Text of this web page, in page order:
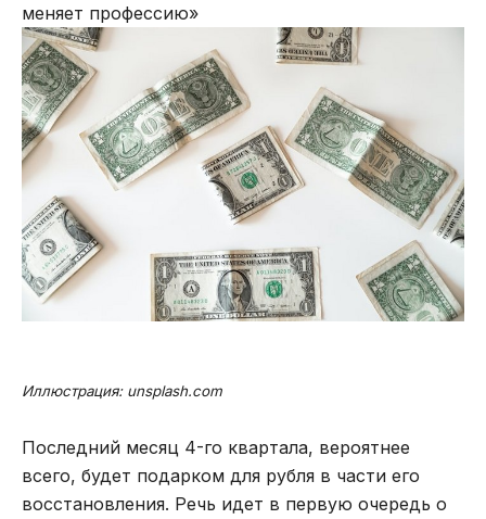
меняет профессию»
Иллюстрация: unsplash.com
Последний месяц 4-го квартала, вероятнее
всего, будет подарком для рубля в части его
восстановления. Речь идет в первую очередь о